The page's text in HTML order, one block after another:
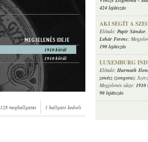
424 lejátszás
AKI SEGÍT A
Előadó: Papír Sándor,
Lehár Ferenc;
190 lejátszás
LUXEMBURG
Előadó: Harmath
zenész (zongora);
Megjelenés ideje:
90 lejátszás
MEGJELENÉS IDEJE
1910 körül
1910 körül
128 meghallgatás 1 hallgató kedveli